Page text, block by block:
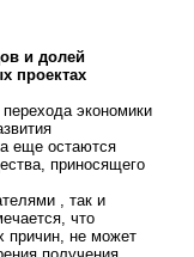
и долей
проектах
экономики
еще остаются
приносящего
, так и
что
причин, не может